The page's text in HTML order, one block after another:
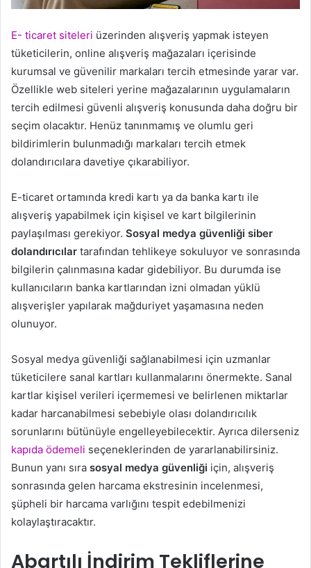
E- ticaret siteleri üzerinden alışveriş yapmak isteyen
tüketicilerin, online alışveriş mağazaları içerisinde
kurumsal ve güvenilir markaları tercih etmesinde yarar var.
Özellikle web siteleri yerine mağazalarının uygulamaların
tercih edilmesi güvenli alışveriş konusunda daha doğru bir
seçim olacaktır. Henüz tanınmamış ve olumlu geri
bildirimlerin bulunmadığı markaları tercih etmek
dolandırıcılara davetiye çıkarabiliyor.
E-ticaret ortamında kredi kartı ya da banka kartı ile
alışveriş yapabilmek için kişisel ve kart bilgilerinin
paylaşılması gerekiyor. Sosyal medya güvenliği siber
dolandırıcılar tarafından tehlikeye sokuluyor ve sonrasında
bilgilerin çalınmasına kadar gidebiliyor. Bu durumda ise
kullanıcıların banka kartlarından izni olmadan yüklü
alışverişler yapılarak mağduriyet yaşamasına neden
olunuyor.
Sosyal medya güvenliği sağlanabilmesi için uzmanlar
tüketicilere sanal kartları kullanmalarını önermekte. Sanal
kartlar kişisel verileri içermemesi ve belirlenen miktarlar
kadar harcanabilmesi sebebiyle olası dolandırıcılık
sorunlarını bütünüyle engelleyebilecektir. Ayrıca dilerseniz
kapıda ödemeli seçeneklerinden de yararlanabilirsiniz.
Bunun yanı sıra sosyal medya güvenliği için, alışveriş
sonrasında gelen harcama ekstresinin incelenmesi,
şüpheli bir harcama varlığını tespit edebilmenizi
kolaylaştıracaktır.
Abartılı İndirim Tekliflerine